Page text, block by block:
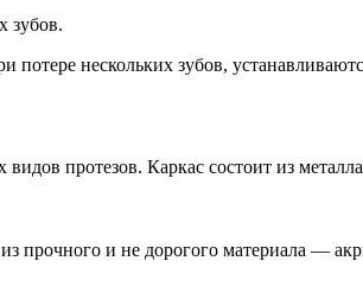
зубов.
нескольких зубов,
протезов. Каркас состоит из
прочного и не дорогого материала —